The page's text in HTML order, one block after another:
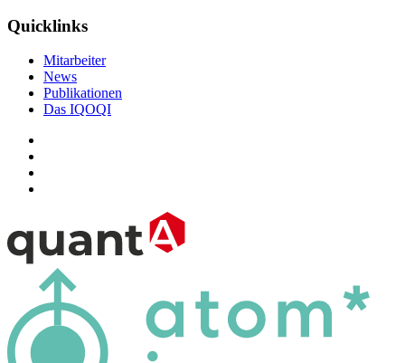
Quicklinks
Mitarbeiter
News
Publikationen
Das IQOQI